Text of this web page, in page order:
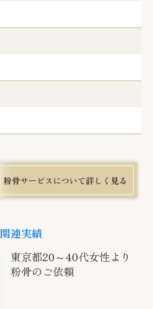
粉骨サービスについて詳しく見る
関連実績
東京都20～40代女性より
粉骨のご依頼